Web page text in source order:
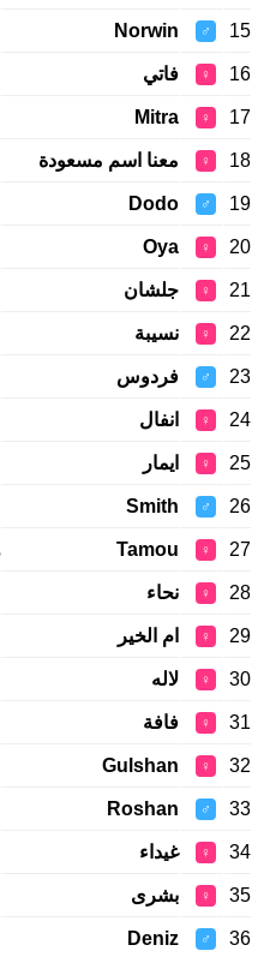
15
♂
Norwin
16
♀ فاتي
17
♀
Mitra
18
♀ معنا اسم مسعودة
19
♂
Dodo
20
♀
Oya
21
♀ جلشان
22
♀ نسيبة
23
♂ فردوس
24
♀ انفال
25
♀ ايمار
26
♂
Smith
27
♀
Tamou
28
♀ نحاء
29
♀ ام الخير
30
♀ لاله
31
♀ فافة
32
♀
Gulshan
33
♂
Roshan
34
♀ غيداء
35
♀ بشرى
36
♂
Deniz